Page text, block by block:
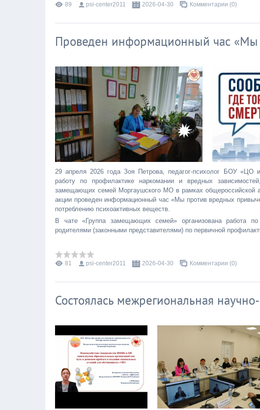
89 psi-center2011 2026-04-30 Комментарии (0)
Проведен информационный час «Мы
29 апреля 2026 года Зоя Петрова, педагог-психолог БОУ
работу по профилактике наркомании и вредных
замещающих семей Моргаушского МО в рамках общероссийской
акции проведен информационный час «Мы против вредных
потреблению психоактивных веществ.
В чате «Группа замещающих семей» организована работа по
родителями (законными представителями) по первичной
81 psi-center2011 2026-04-30 Комментарии (0)
Состоялась межрегиональная